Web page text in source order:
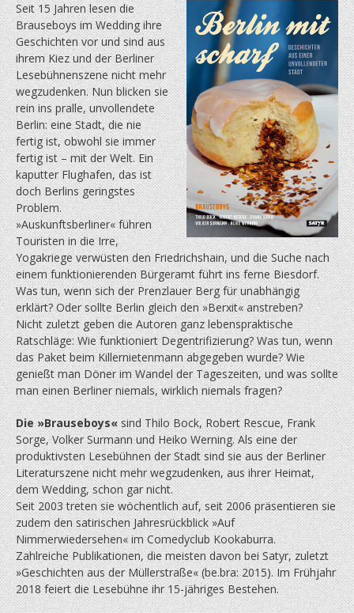
Seit 15 Jahren lesen die
Brauseboys im Wedding ihre
Geschichten vor und sind aus
ihrem Kiez und der Berliner
Lesebühnenszene nicht mehr
wegzudenken. Nun blicken sie
rein ins pralle, unvollendete
Berlin: eine Stadt, die nie
fertig ist, obwohl sie immer
fertig ist – mit der Welt. Ein
kaputter Flughafen, das ist
doch Berlins geringstes
Problem.
»Auskunftsberliner« führen
Touristen in die Irre,
Yogakriege verwüsten den Friedrichs­hain, und die Suche nach
einem funktionierenden Bürgeramt führt ins ferne Biesdorf.
Was tun, wenn sich der Prenzlauer Berg für unabhängig
erklärt? Oder sollte Berlin gleich den »Berxit« anstreben?
Nicht zuletzt geben die Autoren ganz lebens­praktische
Ratschläge: Wie funktioniert Degentrifizierung? Was tun, wenn
das Paket beim Killernietenmann abge­ge­ben wurde? Wie
genießt man Döner im Wandel der Tageszeiten, und was sollte
man einen Berliner niemals, wirklich niemals fragen?
Die »Brauseboys«sind Thilo Bock, Robert Rescue, Frank
Sorge, Volker Surmann und Heiko Werning. Als eine der
produktivsten Lesebühnen der Stadt sind sie aus der Berliner
Literaturszene nicht mehr wegzudenken, aus ihrer Heimat,
dem Wedding, schon gar nicht.
Seit 2003 treten sie wöchentlich auf, seit 2006 präsentieren sie
zudem den satirischen Jahresrückblick »Auf
Nimmerwiedersehen« im Comedyclub Kookaburra.
Zahlreiche Publikationen, die meisten davon bei Satyr, zuletzt
»Geschichten aus der Müllerstraße« (be.bra: 2015). Im Frühjahr
2018 feiert die Lesebühne ihr 15-jähriges Bestehen.